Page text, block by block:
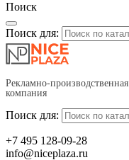
Поиск
Поиск для:
Рекламно-производственная
компания
Поиск для:
+7 495 128-09-28
info@niceplaza.ru